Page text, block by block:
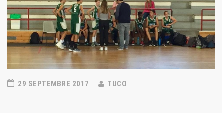
29 SEPTEMBRE 2017 TUCO